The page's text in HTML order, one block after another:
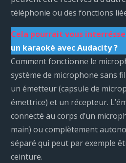
téléphonie ou des fonctions
Cela pourrait vous
un karaoké avec Audacity ?
Comment fonctionne le
système de microphone sans
un émetteur (capsule de
émettrice) et un récepteur.
connecté au corps d’un
main) ou complètement
séparé qui peut par exemple
ceinture.